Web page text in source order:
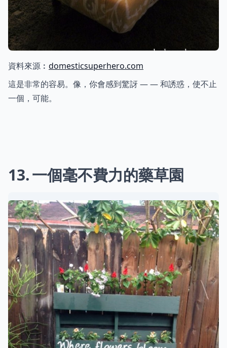
資料來源︰ domesticsuperhero.com
這是非常的容易。像，你會感到驚訝 — — 和誘惑，使不止
一個，可能。
13 一個毫不費力的藥草園